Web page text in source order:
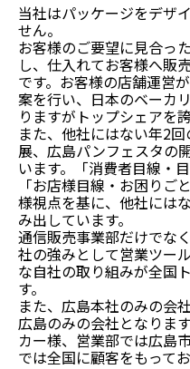
当社はパッケージをデザ
せん。
お客様のご要望に見合っ
し、仕入れてお客様へ販
です。お客様の店舗運営
案を行い、日本のベーカ
りますがトップシェアを
また、他社にはない年2
展、広島パンフェスタの
います。「消費者目線・
「お店様目線・お困りご
様視点を基に、他社には
み出しています。
通信販売事業部だけでな
社の強みとして営業ツー
な自社の取り組みが全国
す。
また、広島本社のみの会
広島のみの会社となりま
カー様、営業部では広島
では全国に顧客をもってお